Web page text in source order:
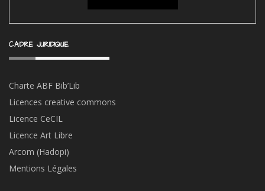
CADRE JURIDIQUE
Charte ABF Bib’Lib
Licences creative commons
Licence CeCIL
Licence Art Libre
Arcom (Hadopi)
Mentions Légales